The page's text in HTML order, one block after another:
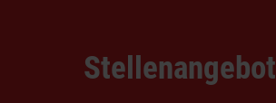
Stellenangebot